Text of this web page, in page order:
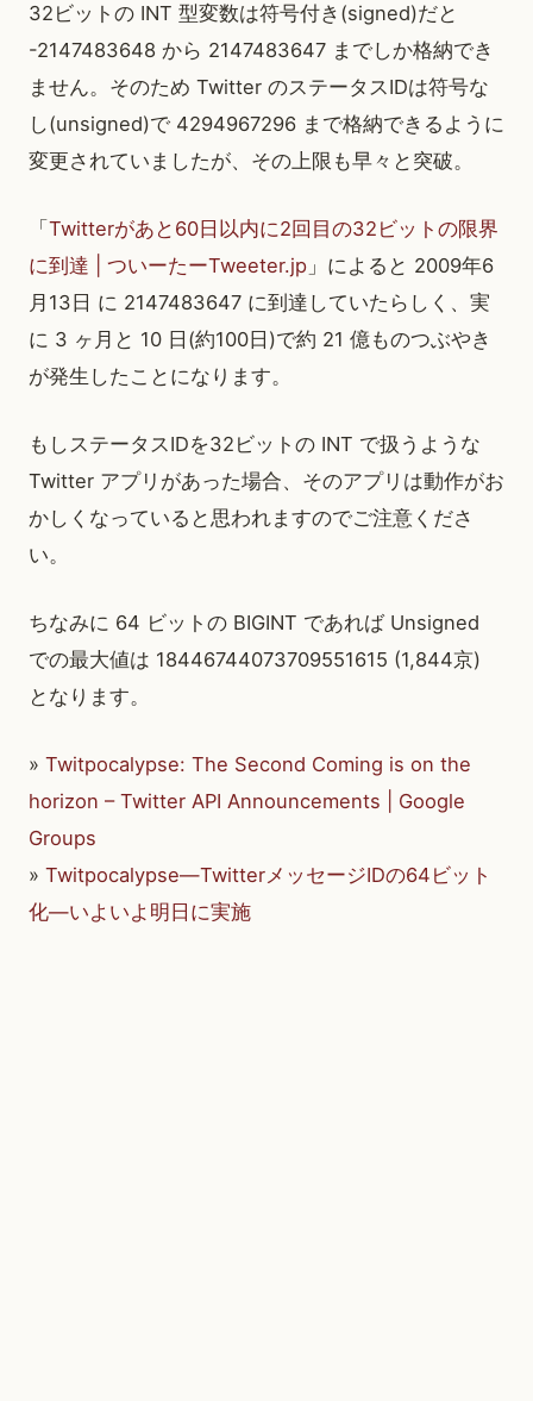
32ビットの INT 型変数は符号付き(signed)だと
-2147483648 から 2147483647 までしか格納でき
ません。そのため Twitter のステータスIDは符号な
し(unsigned)で 4294967296 まで格納できるように
変更されていましたが、その上限も早々と突破。
「 Twitterがあと60日以内に2回目の32ビットの限界
に到達 | ついーたーTweeter.jp 」によると 2009年6
月13日 に 2147483647 に到達していたらしく、実
に 3 ヶ月と 10 日(約100日)で約 21 億ものつぶやき
が発生したことになります。
もしステータスIDを32ビットの INT で扱うような
Twitter アプリがあった場合、そのアプリは動作がお
かしくなっていると思われますのでご注意くださ
い。
ちなみに 64 ビットの BIGINT であれば Unsigned
での最大値は 18446744073709551615 (1,844京)
となります。
» Twitpocalypse: The Second Coming is on the
horizon – Twitter API Announcements | Google
Groups
» Twitpocalypse―TwitterメッセージIDの64ビット
化―いよいよ明日に実施